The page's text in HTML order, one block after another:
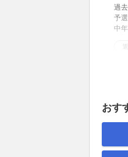
過
予
中
おす